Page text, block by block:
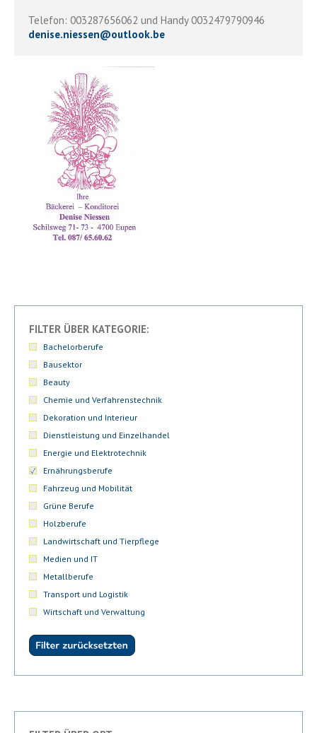
Telefon: 003287656062 und Handy 0032479790946
denise.niessen@outlook.be
FILTER ÜBER KATEGORIE:
Bachelorberufe
Bausektor
Beauty
Chemie und Verfahrenstechnik
Dekoration und Interieur
Dienstleistung und Einzelhandel
Energie und Elektrotechnik
Ernährungsberufe
Fahrzeug und Mobilität
Grüne Berufe
Holzberufe
Landwirtschaft und Tierpflege
Medien und IT
Metallberufe
Transport und Logistik
Wirtschaft und Verwaltung